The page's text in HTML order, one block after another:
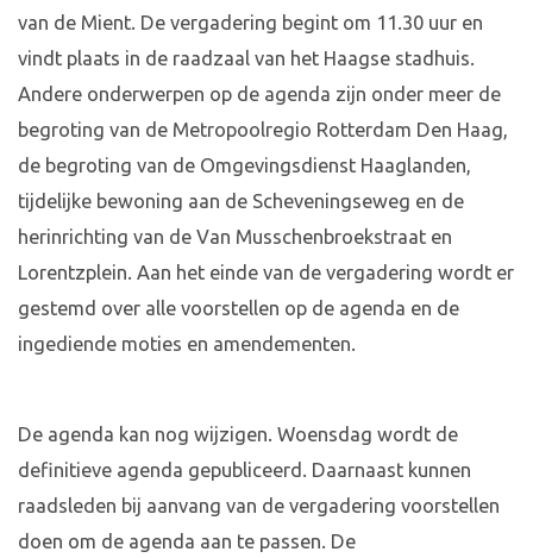
van de Mient. De vergadering begint om 11.30 uur en
vindt plaats in de raadzaal van het Haagse stadhuis.
Andere onderwerpen op de agenda zijn onder meer de
begroting van de Metropoolregio Rotterdam Den Haag,
de begroting van de Omgevingsdienst Haaglanden,
tijdelijke bewoning aan de Scheveningseweg en de
herinrichting van de Van Musschenbroekstraat en
Lorentzplein. Aan het einde van de vergadering wordt er
gestemd over alle voorstellen op de agenda en de
ingediende moties en amendementen.
De agenda kan nog wijzigen. Woensdag wordt de
definitieve agenda gepubliceerd. Daarnaast kunnen
raadsleden bij aanvang van de vergadering voorstellen
doen om de agenda aan te passen. De